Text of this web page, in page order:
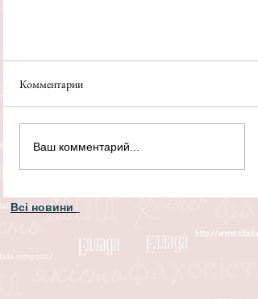
Комментарии
Ваш комментарий...
Всі новини